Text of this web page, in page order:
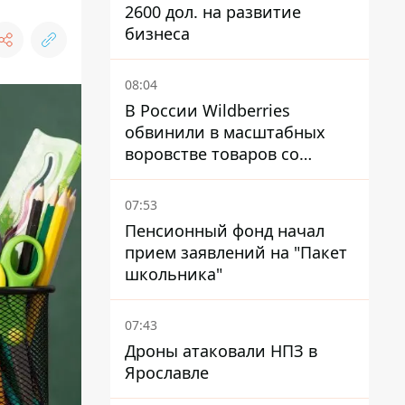
2600 дол. на развитие
бизнеса
08:04
В России Wildberries
обвинили в масштабных
воровстве товаров со
складов
07:53
Пенсионный фонд начал
прием заявлений на "Пакет
школьника"
07:43
Дроны атаковали НПЗ в
Ярославле